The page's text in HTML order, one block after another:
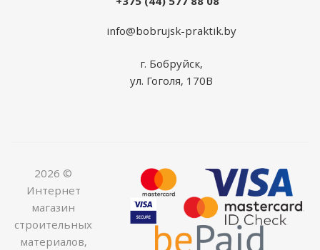
info@bobrujsk-praktik.by
г. Бобруйск,
ул. Гоголя, 170В
2026 ©
Интернет
магазин
строительных
материалов,